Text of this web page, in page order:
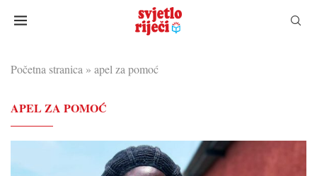
Početna stranica » apel za pomoć
APEL ZA POMOĆ